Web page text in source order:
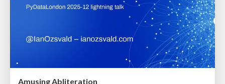
Amusing Abliteration